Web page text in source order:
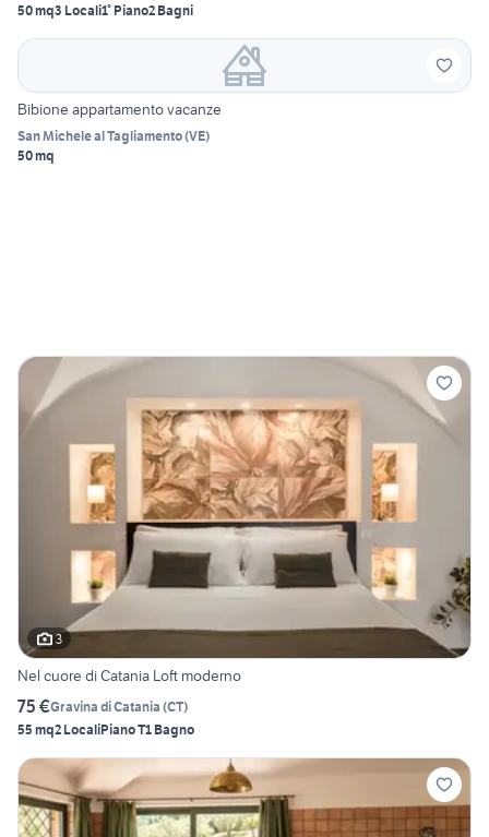
50 mq3 Locali1° Piano2 Bagni
Bibione appartamento vacanze
San Michele al Tagliamento(VE)
50 mq
3
Nel cuore di Catania Loft moderno
75 €Gravina di Catania (CT)
55 mq2 LocaliPiano T1 Bagno